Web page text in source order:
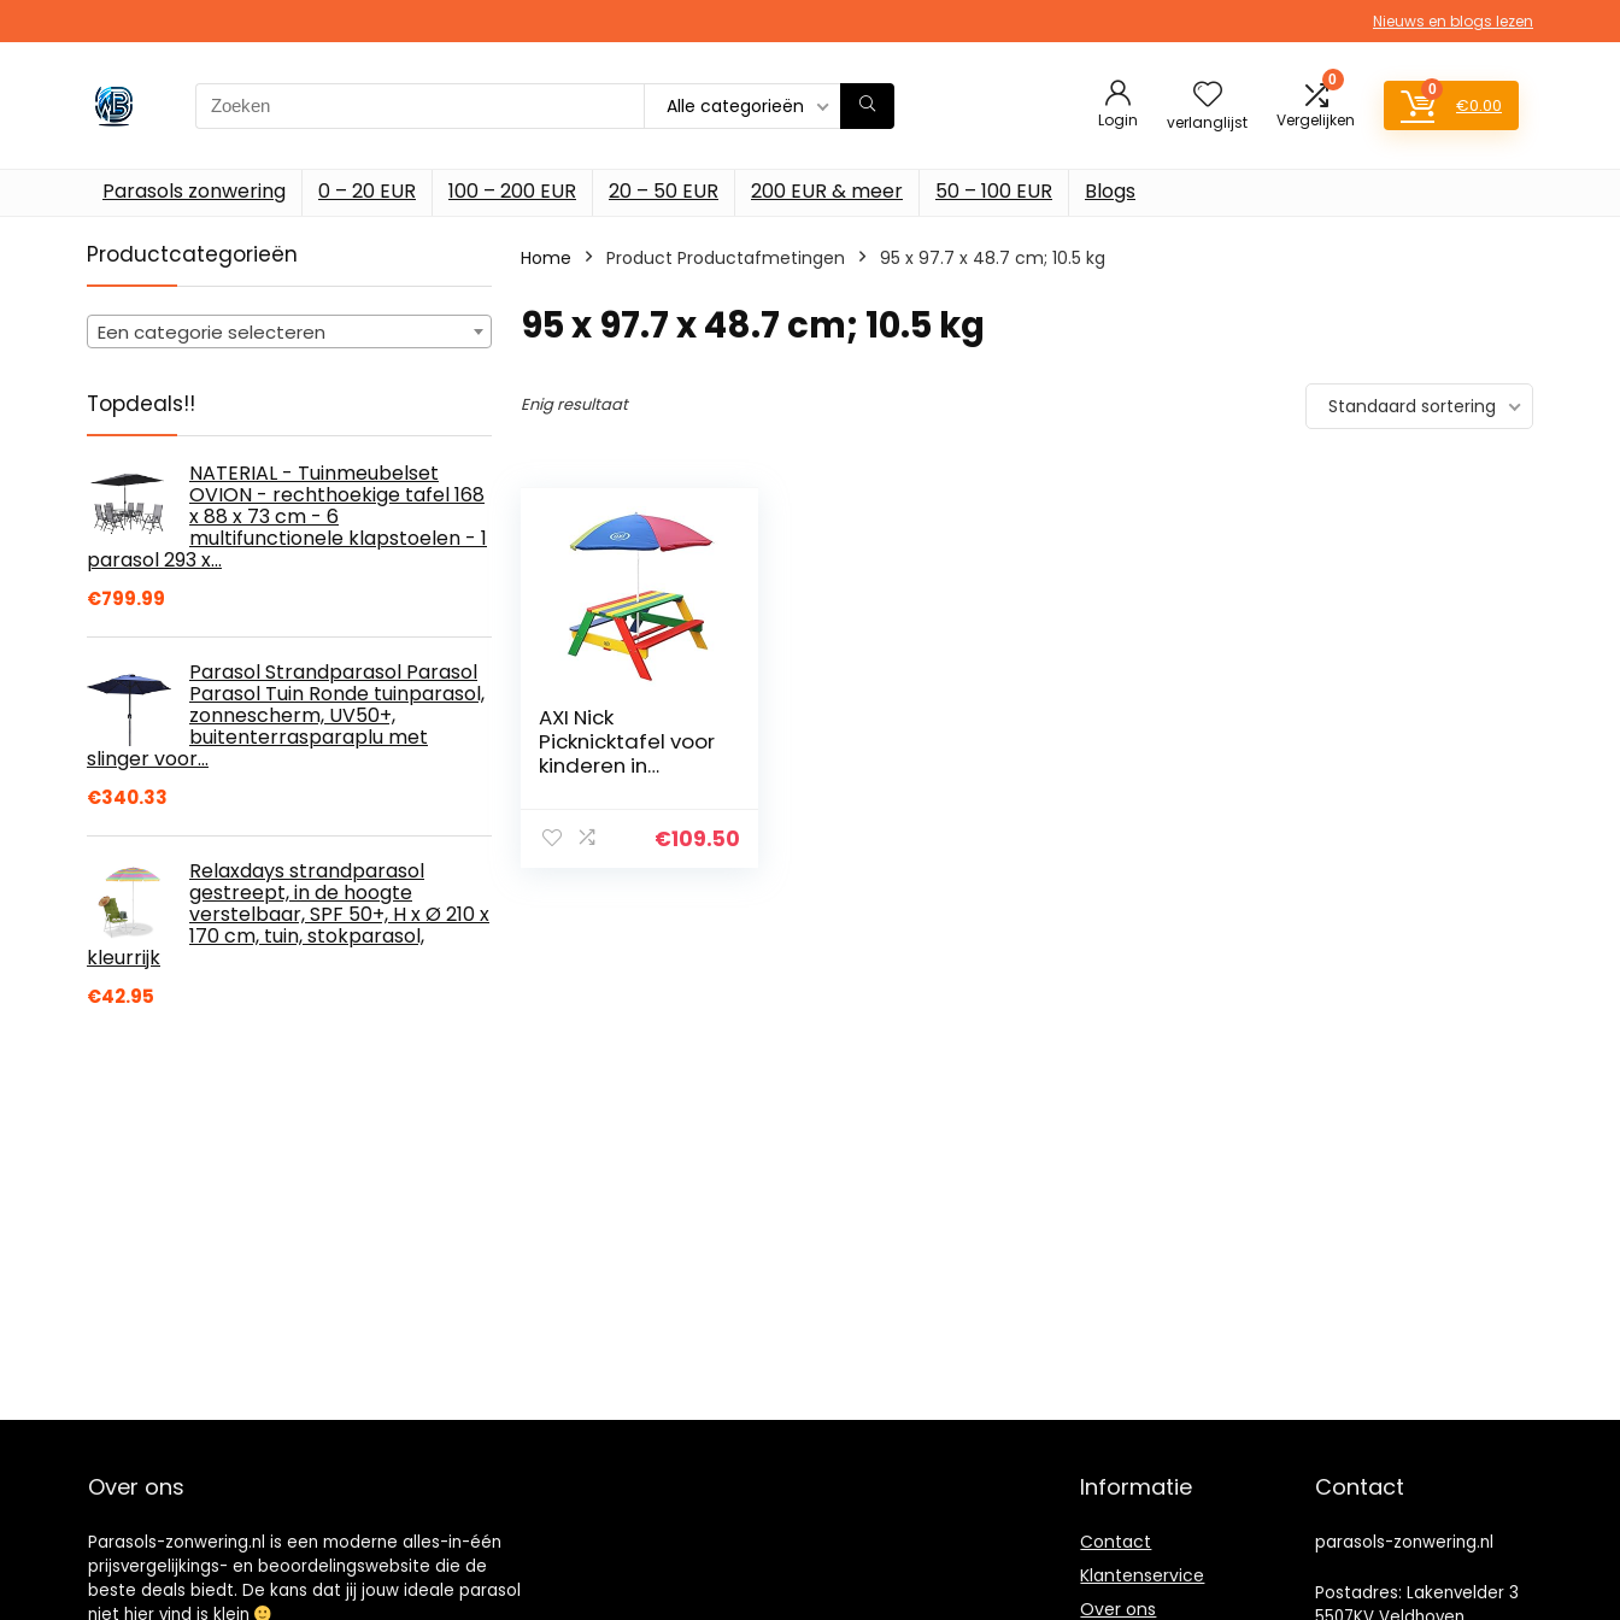
Nieuws en blogs lezen
Search
for:
Alle categorieën
Login verlanglijst
0
Vergelijken
0
€0.00
Parasols zonwering 0 – 20 EUR 100 – 200 EUR 20 – 50 EUR 200 EUR & meer 50 – 100 EUR Blogs
Productcategorieën
Een categorie selecteren
Topdeals!!
NATERIAL - Tuinmeubelset
OVION - rechthoekige tafel 168
x 88 x 73 cm - 6
multifunctionele klapstoelen - 1
parasol 293 x…
€799.99
Parasol Strandparasol Parasol
Parasol Tuin Ronde tuinparasol,
zonnescherm, UV50+,
buitenterrasparaplu met
slinger voor…
€340.33
Relaxdays strandparasol
gestreept, in de hoogte
verstelbaar, SPF 50+, H x Ø 210 x
170 cm, tuin, stokparasol,
kleurrijk
€42.95
Home Product Productafmetingen ‎95 x 97.7 x 48.7 cm; 10.5 kg
‎95 x 97.7 x 48.7 cm; 10.5 kg
Enig resultaat Standaard sortering
AXI Nick
Picknicktafel voor
kinderen in
parasol | Picknick
€109.50
Over ons
Parasols-zonwering.nl is een moderne alles-in-één
prijsvergelijkings- en beoordelingswebsite die de
beste deals biedt. De kans dat jij jouw ideale parasol
niet hier vind is klein
Informatie
Contact
Klantenservice
Over ons
Contact
parasols-zonwering.nl
Postadres: Lakenvelder 3